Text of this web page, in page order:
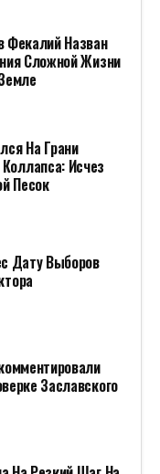
Фекалий Назван
Сложной Жизни
На Грани
Исчез
Песок
Дату Выборов
Заславского